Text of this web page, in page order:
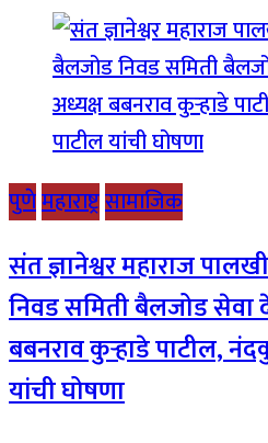
पुणेमहाराष्ट्रसामाजिक
संत ज्ञानेश्वर महाराज
निवड समिती बैलजोड सेवा
बबनराव कुऱ्हाडे पाटील,
यांची घोषणा